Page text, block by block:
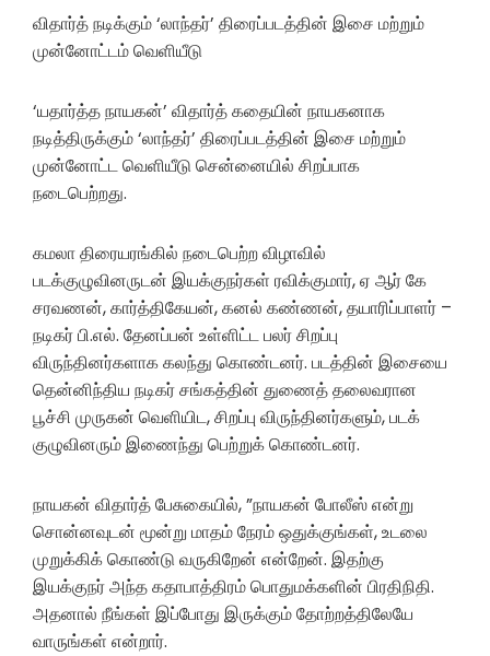
விதார்த் நடிக்கும் ‘லாந்தர்’ திரைப்படத்தின் இசை மற்றும்
முன்னோட்டம் வெளியீடு
‘யதார்த்த நாயகன்’ விதார்த் கதையின் நாயகனாக
நடித்திருக்கும் ‘லாந்தர்’ திரைப்படத்தின் இசை மற்றும்
முன்னோட்ட வெளியீடு சென்னையில் சிறப்பாக
நடைபெற்றது.
கமலா திரையரங்கில் நடைபெற்ற விழாவில்
படக்குழுவினருடன் இயக்குநர்கள் ரவிக்குமார், ஏ ஆர் கே
சரவணன், கார்த்திகேயன், கனல் கண்ணன், தயாரிப்பாளர் –
நடிகர் பி.எல். தேனப்பன் உள்ளிட்ட பலர் சிறப்பு
விருந்தினர்களாக கலந்து கொண்டனர். படத்தின் இசையை
தென்னிந்திய நடிகர் சங்கத்தின் துணைத் தலைவரான
பூச்சி முருகன் வெளியிட, சிறப்பு விருந்தினர்களும், படக்
குழுவினரும் இணைந்து பெற்றுக் கொண்டனர்.
நாயகன் விதார்த் பேசுகையில், ”நாயகன் போலீஸ் என்று
சொன்னவுடன் மூன்று மாதம் நேரம் ஒதுக்குங்கள், உடலை
முறுக்கிக் கொண்டு வருகிறேன் என்றேன். இதற்கு
இயக்குநர் அந்த கதாபாத்திரம் பொதுமக்களின் பிரதிநிதி.
அதனால் நீங்கள் இப்போது இருக்கும் தோற்றத்திலேயே
வாருங்கள் என்றார்.